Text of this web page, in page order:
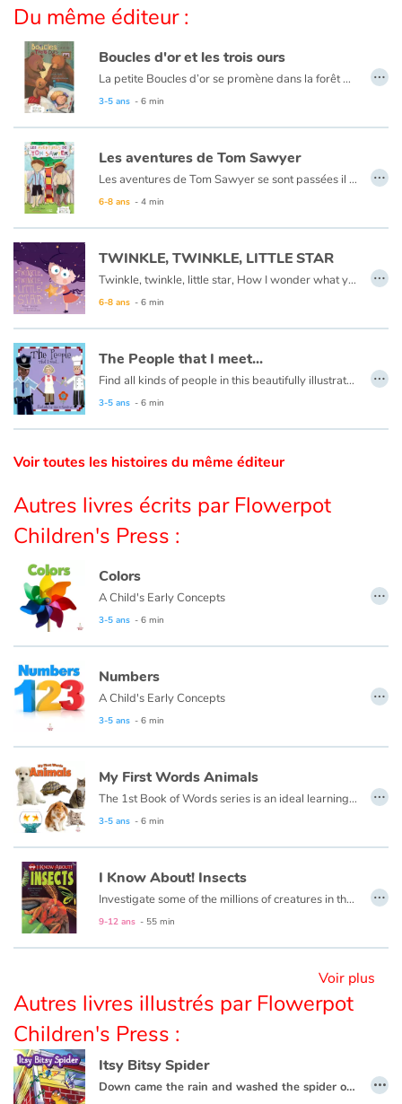
À l'école
Fêtes et évènements
Amour et amitié
Sujets de société
Émotions et sentiments
Formats et illustrations
Catalogue anglais
Contraste +
Aide
Accueil
Écoles
Médiathèques
Vidéos & Tutoriaux
Blog
Actualités
Par thématique
Rencontres et témoignages
Contes d'ici et d'ailleurs
Apprendre à lire
Livre audio
Du même éditeur :
Boucles d'or et les trois ours
La petite Boucles d’or se promène dans la forêt quand elle aperçoit une maison et, pleine de curiosité, décide d’y entrer… Mais à qui appartient-elle ? Boucles d’or va alors goûter tour à tour les trois soupes sur la table car l’une est trop chaude, l’autre est trop froide, et la dernière est juste à point !
Ce livre est aussi disponible en anglais :
3-5 ans - 6 min
…
Les aventures de Tom Sawyer
Les aventures de Tom Sawyer se sont passées il y a bien longtemps en Amérique à l'époque de la conquête de l'ouest, des cowboys et des Indiens. C'est l'histoire d'un garçon un peu sauvage, comme l'était son pays à cette époque.
Ce livre est aussi disponible en anglais :
6-8 ans - 4 min
…
TWINKLE, TWINKLE, LITTLE STAR
Twinkle, twinkle, little star, How I wonder what you are.
6-8 ans - 6 min
…
The People that I meet...
Find all kinds of people in this beautifully illustrated First Words book by artist Lisa M Gardiner, perfect for your youngest reader discovering the joy of books.
3-5 ans - 6 min
…
Voir toutes les histoires du même éditeur
Autres livres écrits par Flowerpot
Children's Press :
Colors
A Child's Early Concepts
3-5 ans - 6 min
…
Numbers
A Child's Early Concepts
3-5 ans - 6 min
…
My First Words Animals
The 1st Book of Words series is an ideal learning tool for budding young minds. Every page is filled with vivid, close-up photos of familiar people, places and things, illustrating simple word concepts that expand vocabulary skills.
3-5 ans - 6 min
…
I Know About! Insects
Investigate some of the millions of creatures in the species of insects!
9-12 ans - 55 min
…
Voir plus
Autres livres illustrés par Flowerpot
Children's Press :
Itsy Bitsy Spider
Down came the rain and washed the spider out. …